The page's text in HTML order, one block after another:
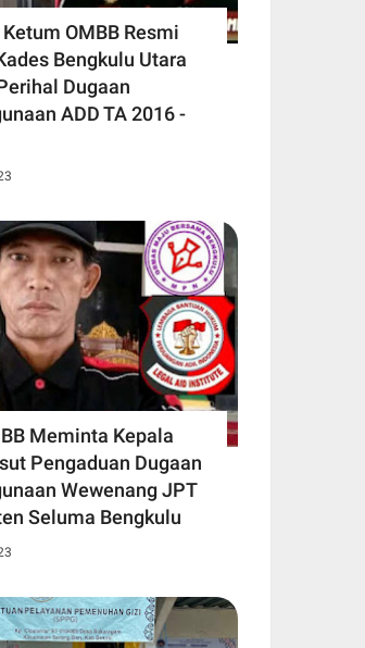
OMBB Resmi
Bengkulu Utara
Dugaan
ADD TA 2016 -
Meminta Kepala
Pengaduan Dugaan
Wewenang JPT
Seluma Bengkulu